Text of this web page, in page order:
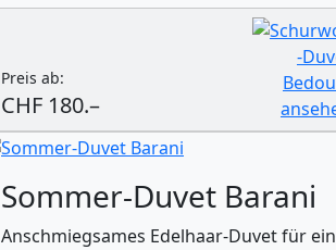
Preis ab:
CHF 180.–
Sommer-Duvet Barani
Anschmiegsames Edelhaar-Duvet für ein